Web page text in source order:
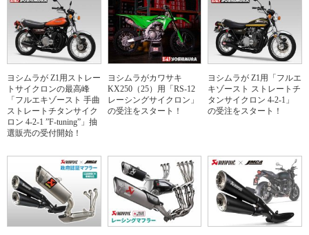
ヨシムラが Z1用ストレー
トサイクロンの最高峰
「フルエキゾースト 手曲
ストレートチタンサイク
ロン 4-2-1 ”F-tuning”」抽
選販売の受付開始！
ヨシムラがカワサキ
KX250（25）用「RS-12
レーシングサイクロン」
の受注をスタート！
ヨシムラが Z1用「フルエ
キゾースト ストレートチ
タンサイクロン 4-2-1」
の受注をスタート！